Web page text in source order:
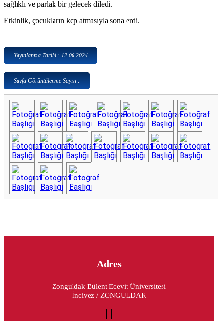
sağlıklı ve parlak bir gelecek diledi.
Etkinlik, çocukların kep atmasıyla sona erdi.
Yayınlanma Tarihi : 12.06.2024
Sayfa Görüntülenme Sayısı :
Adres
Zonguldak Bülent Ecevit Üniversitesi
İncivez / ZONGULDAK